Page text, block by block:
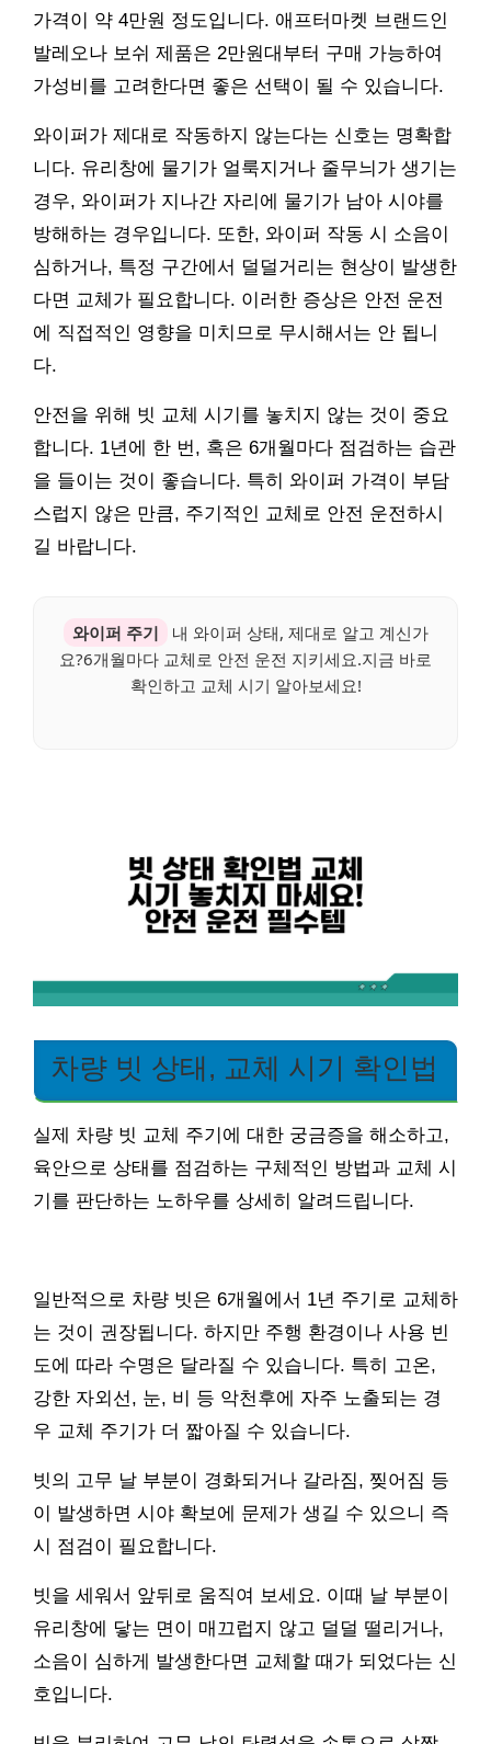
가격이 약 4만원 정도입니다. 애프터마켓 브랜드인
발레오나 보쉬 제품은 2만원대부터 구매 가능하여
가성비를 고려한다면 좋은 선택이 될 수 있습니다.
와이퍼가 제대로 작동하지 않는다는 신호는 명확합
니다. 유리창에 물기가 얼룩지거나 줄무늬가 생기는
경우, 와이퍼가 지나간 자리에 물기가 남아 시야를
방해하는 경우입니다. 또한, 와이퍼 작동 시 소음이
심하거나, 특정 구간에서 덜덜거리는 현상이 발생한
다면 교체가 필요합니다. 이러한 증상은 안전 운전
에 직접적인 영향을 미치므로 무시해서는 안 됩니
다.
안전을 위해 빗 교체 시기를 놓치지 않는 것이 중요
합니다. 1년에 한 번, 혹은 6개월마다 점검하는 습관
을 들이는 것이 좋습니다. 특히 와이퍼 가격이 부담
스럽지 않은 만큼, 주기적인 교체로 안전 운전하시
길 바랍니다.
와이퍼 주기
내 와이퍼 상태, 제대로 알고 계신가
요?6개월마다 교체로 안전 운전 지키세요.지금 바로
확인하고 교체 시기 알아보세요!
차량 빗 상태, 교체 시기 확인법
실제 차량 빗 교체 주기에 대한 궁금증을 해소하고,
육안으로 상태를 점검하는 구체적인 방법과 교체 시
기를 판단하는 노하우를 상세히 알려드립니다.
일반적으로 차량 빗은 6개월에서 1년 주기로 교체하
는 것이 권장됩니다. 하지만 주행 환경이나 사용 빈
도에 따라 수명은 달라질 수 있습니다. 특히 고온,
강한 자외선, 눈, 비 등 악천후에 자주 노출되는 경
우 교체 주기가 더 짧아질 수 있습니다.
빗의 고무 날 부분이 경화되거나 갈라짐, 찢어짐 등
이 발생하면 시야 확보에 문제가 생길 수 있으니 즉
시 점검이 필요합니다.
빗을 세워서 앞뒤로 움직여 보세요. 이때 날 부분이
유리창에 닿는 면이 매끄럽지 않고 덜덜 떨리거나,
소음이 심하게 발생한다면 교체할 때가 되었다는 신
호입니다.